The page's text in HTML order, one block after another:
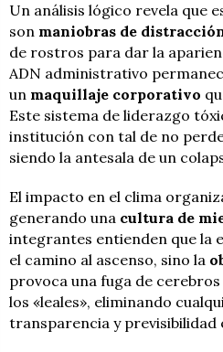
Un análisis lógico revela que
son maniobras de
de rostros para dar la
ADN administrativo
un maquillaje corporativo
Este sistema de liderazgo
institución con tal de no
siendo la antesala de un
El impacto en el clima
generando una cultura de
integrantes entienden que la
el camino al ascenso, sino la
provoca una fuga de
los «leales», eliminando
transparencia y previsibilidad